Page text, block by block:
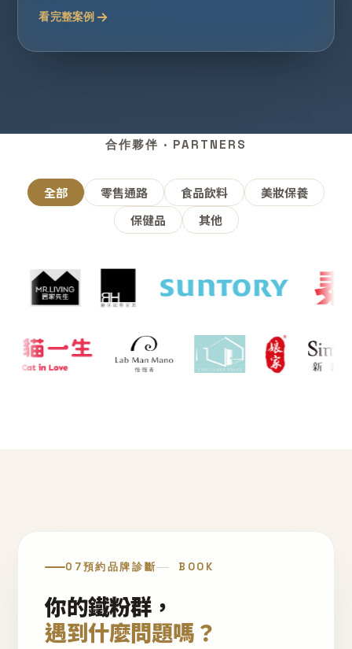
看完整案例
合作夥伴 · PARTNERS
全部 零售通路 食品飲料
美妝保養
保健品
其他
07預約品牌診斷 BOOK
你的鐵粉群，
遇到什麼問題嗎？